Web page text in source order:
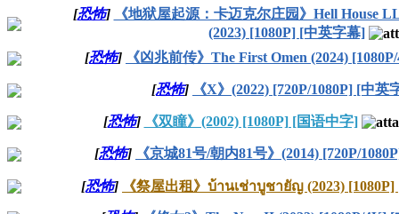
[恐怖]
《地狱屋起源：卡迈克尔庄园》Hell House
(2023) [1080P] [中英字幕]
[恐怖] 《凶兆前传》The First Omen (2024)
[恐怖] 《X》(2022) [720P/1080P] [中英
[恐怖] 《双瞳》(2002) [1080P] [国语中字]
[恐怖] 《京城81号/朝内81号》(2014) [720P/
[恐怖] 《祭屋出租》บ้านเช่าบูชายัญ (2023)